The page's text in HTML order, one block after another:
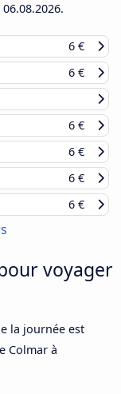
06.08.2026.
6 €
6 €
6 €
6 €
6 €
6 €
voyager
la journée est
Colmar à